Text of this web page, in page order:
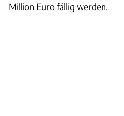
Million Euro fällig werden.